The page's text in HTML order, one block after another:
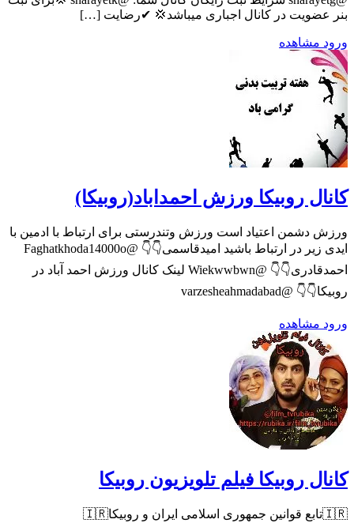
بنر عضویت در کانال اجباری میباشد💢 ✔رضایت […]
ورود مشاهده
کانال روبیکا ورزش احمداباد(روبیکا)
ورزش دشمن اعتیاد است ورزش وتندرستی برای ارتباط با ادمین با
ایدی زیر در ارتباط باشید امیدقاسمی👇👇 @Faghatkhoda14000o
احمدقادری👇👇 @Wiekwwbwn لینک کانال ورزش احمد آباد در
روبیکا👇👇 @varzesheahmadabad
ورود مشاهده
کانال روبیکا فیلم تلویزیون روبیکا
🇮🇷تابع قوانین جمهوری اسلامی ایران و روبیکا🇮🇷